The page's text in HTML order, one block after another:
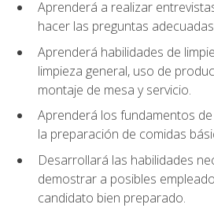
Aprenderá a realizar
hacer las preguntas
Aprenderá habilidades de
limpieza general, uso de
montaje de mesa y servicio.
Aprenderá los fundamentos
la preparación de comidas
Desarrollará las habilidades
demostrar a posibles
candidato bien preparado.